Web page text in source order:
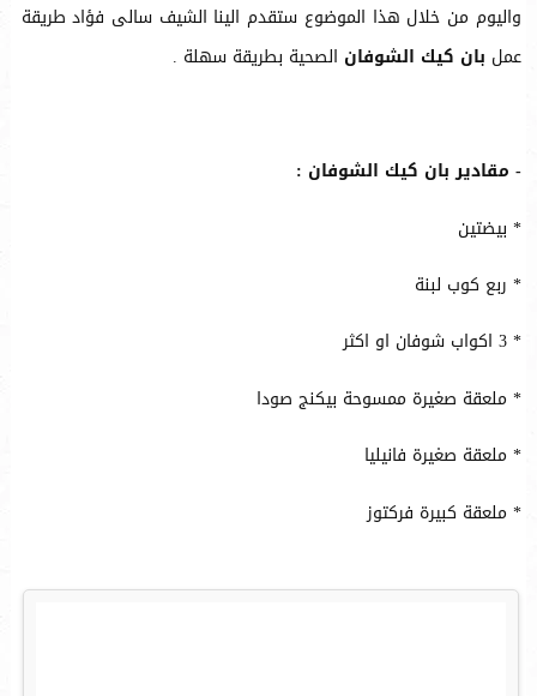
واليوم من خلال هذا الموضوع ستقدم الينا الشيف سالى فؤاد طريقة
عمل بان كيك الشوفان الصحية بطريقة سهلة .
- مقادير بان كيك الشوفان :
* بيضتين
* ربع كوب لبنة
* 3 اكواب شوفان او اكثر
* ملعقة صغيرة ممسوحة بيكنج صودا
* ملعقة صغيرة فانيليا
* ملعقة كبيرة فركتوز